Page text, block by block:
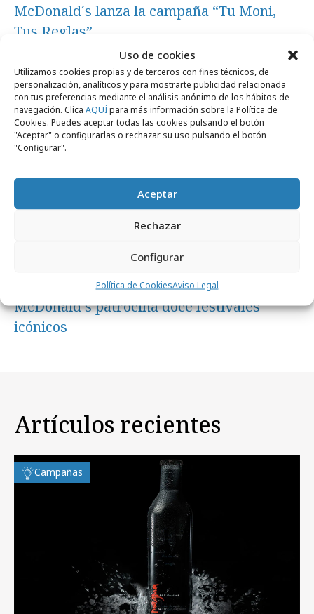
Uso de cookies
Utilizamos cookies propias y de terceros con fines técnicos, de
personalización, analíticos y para mostrarte publicidad relacionada
con tus preferencias mediante el análisis anónimo de los hábitos de
navegación. Clica AQUÍpara más información sobre la Política de
Cookies. Puedes aceptar todas las cookies pulsando el botón
"Aceptar" o configurarlas o rechazar su uso pulsando el botón
"Configurar".
Aceptar
Rechazar
Configurar
Política de CookiesAviso Legal
McDonald´s lanza la campaña “Tu Moni,
Tus Reglas”
Empresas y Negocios
lunes, 13 de julio 2026
McDonald´s patrocina doce festivales
icónicos
Artículos recientes
Campañas